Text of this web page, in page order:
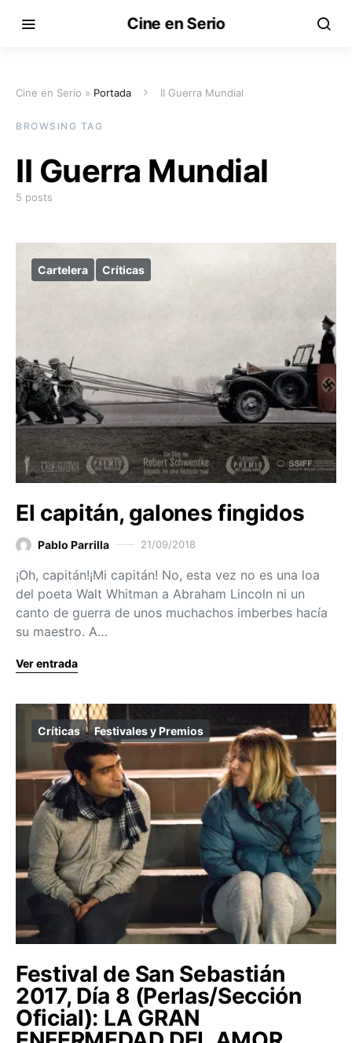
Cine en Serio
Cine en Serio » Portada II Guerra Mundial
BROWSING TAG
II Guerra Mundial
5 posts
Cartelera Críticas
El capitán, galones fingidos
Pablo Parrilla 21/09/2018
¡Oh, capitán!¡Mi capitán! No, esta vez no es una loa
del poeta Walt Whitman a Abraham Lincoln ni un
canto de guerra de unos muchachos imberbes hacía
su maestro. A…
Ver entrada
Críticas Festivales y Premios
Festival de San Sebastián
2017, Día 8 (Perlas/Sección
Oficial): LA GRAN